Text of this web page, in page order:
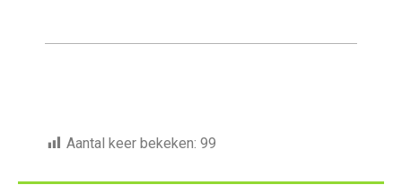
Aantal keer bekeken: 99